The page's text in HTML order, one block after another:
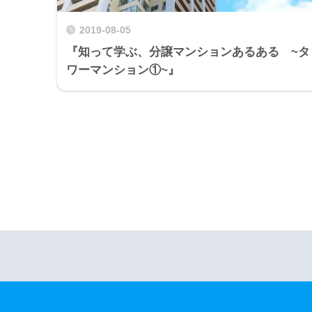
2019-08-05
『知って学ぶ、分譲マンションあるある ~タ
ワーマンション①~』